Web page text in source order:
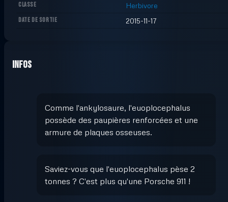
CLASSE Herbivore
DATE DE SORTIE 2015-11-17
Infos
Comme l'ankylosaure, l'euoplocephalus
possède des paupières renforcées et une
armure de plaques osseuses.
Saviez-vous que l'euoplocephalus pèse 2
tonnes ? C'est plus qu'une Porsche 911 !